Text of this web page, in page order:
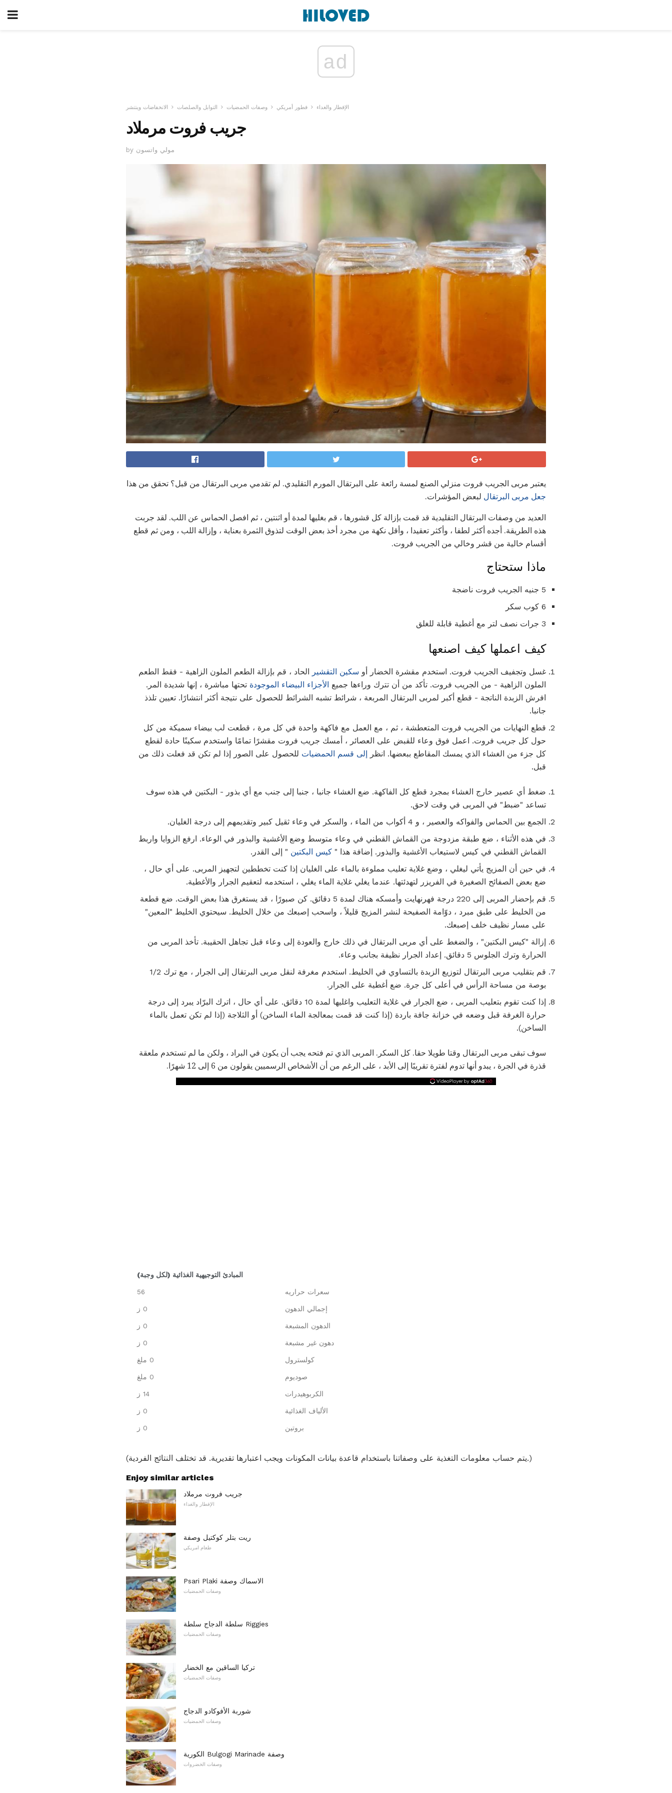
ad
الإفطار والغداء فطور أمريكي وصفات الحمضيات التوابل والصلصات الانخفاضات وينتشر
جريب فروت مرملاد
by مولي واتسون
يعتبر مربى الجريب فروت منزلي الصنع لمسة رائعة على البرتقال المورم التقليدي. لم تقدمي مربى البرتقال من قبل؟ تحقق من هذا
جعل مربى البرتقال لبعض المؤشرات.
العديد من وصفات البرتقال التقليدية قد قمت بإزالة كل قشورها ، قم بغليها لمدة أو اثنتين ، ثم افصل الحماس عن اللب. لقد جربت
هذه الطريقة. أجده أكثر لطفا ، وأكثر تعقيدا ، وأقل نكهة من مجرد أخذ بعض الوقت لتذوق الثمرة بعناية ، وإزالة اللب ، ومن ثم قطع
أقسام خالية من قشر وخالي من الجريب فروت.
ماذا ستحتاج
5 جنيه الجريب فروت ناضجة
6 كوب سكر
3 جرات نصف لتر مع أغطية قابلة للغلق
كيف اعملها كيف اصنعها
غسل وتجفيف الجريب فروت. استخدم مقشرة الخضار أو سكين التقشير الحاد ، قم بإزالة الطعم الملون الزاهية - فقط الطعم
الملون الزاهية - من الجريب فروت. تأكد من أن تترك وراءها جميع الأجزاء البيضاء الموجودة تحتها مباشرة ، إنها شديدة المر.
افرش الزبدة الناتجة - قطع أكبر لمربى البرتقال المربعة ، شرائط تشبه الشرائط للحصول على نتيجة أكثر انتشارًا. تعيين تلذذ
جانبا.
قطع النهايات من الجريب فروت المتعطشة ، ثم ، مع العمل مع فاكهة واحدة في كل مرة ، قطعت لب بيضاء سميكة من كل
حول كل جريب فروت. اعمل فوق وعاء للقبض على العصائر ، أمسك جريب فروت مقشرًا تمامًا واستخدم سكينًا حادة لقطع
كل جزء من الغشاء الذي يمسك المقاطع ببعضها. انظر إلى قسم الحمضيات للحصول على الصور إذا لم تكن قد فعلت ذلك من
قبل.
ضغط أي عصير خارج الغشاء بمجرد قطع كل الفاكهة. ضع الغشاء جانبا ، جنبا إلى جنب مع أي بذور - البكتين في هذه سوف
تساعد "ضبط" في المربى في وقت لاحق.
الجمع بين الحماس والفواكه والعصير ، و 4 أكواب من الماء ، والسكر في وعاء ثقيل كبير وتقديمهم إلى درجة الغليان.
في هذه الأثناء ، ضع طبقة مزدوجة من القماش القطني في وعاء متوسط ​​وضع الأغشية والبذور في الوعاء. ارفع الزوايا واربط
القماش القطني في كيس لاستيعاب الأغشية والبذور. إضافة هذا " كيس البكتين " إلى القدر.
في حين أن المزيج يأتي ليغلي ، وضع غلاية تعليب مملوءة بالماء على الغليان إذا كنت تخططين لتجهيز المربى. على أي حال ،
ضع بعض الصفائح الصغيرة في الفريزر لتهدئتها. عندما يغلي غلاية الماء يغلي ، استخدمه لتعقيم الجرار والأغطية.
قم بإحضار المربى إلى 220 درجة فهرنهايت وأمسكه هناك لمدة 5 دقائق. كن صبورًا ، قد يستغرق هذا بعض الوقت. ضع قطعة
من الخليط على طبق مبرد ، دوّامة الصفيحة لنشر المزيج قليلاً ، واسحب إصبعك من خلال الخليط. سيحتوي الخليط "المعين"
على مسار نظيف خلف إصبعك.
إزالة "كيس البكتين" ، والضغط على أي مربى البرتقال في ذلك خارج والعودة إلى وعاء قبل تجاهل الحقيبة. تأخذ المربى من
الحرارة وترك الجلوس 5 دقائق. إعداد الجرار نظيفة بجانب وعاء.
قم بتقليب مربى البرتقال لتوزيع الزبدة بالتساوي في الخليط. استخدم مغرفة لنقل مربى البرتقال إلى الجرار ، مع ترك 1/2
بوصة من مساحة الرأس في أعلى كل جرة. ضع أغطية على الجرار.
إذا كنت تقوم بتعليب المربى ، ضع الجرار في غلاية التعليب واغليها لمدة 10 دقائق. على أي حال ، اترك البرّاد يبرد إلى درجة
حرارة الغرفة قبل وضعه في خزانة جافة باردة (إذا كنت قد قمت بمعالجة الماء الساخن) أو الثلاجة (إذا لم تكن تعمل بالماء
الساخن).
سوف تبقى مربى البرتقال وقتا طويلا حقا. كل السكر. المربى الذي تم فتحه يجب أن يكون في البراد ، ولكن ما لم تستخدم ملعقة
قذرة في الجرة ، يبدو أنها تدوم لفترة تقريبًا إلى الأبد ، على الرغم من أن الأشخاص الرسميين يقولون من 6 إلى 12 شهرًا.
المبادئ التوجيهية الغذائية (لكل وجبة)
سعرات حراريه 56
إجمالي الدهون 0 ز
الدهون المشبعة 0 ز
دهون غير مشبعة 0 ز
كولسترول 0 ملغ
صوديوم 0 ملغ
الكربوهيدرات 14 ز
الألياف الغذائية 0 ز
بروتين 0 ز
(يتم حساب معلومات التغذية على وصفاتنا باستخدام قاعدة بيانات المكونات ويجب اعتبارها تقديرية. قد تختلف النتائج الفردية.)
Enjoy similar articles
جريب فروت مرملاد
الإفطار والغداء
ريت بتلر كوكتيل وصفة
طعام امريكي
Psari Plaki الاسماك وصفة
وصفات الحمضيات
سلطة الدجاج سلطة Riggies
وصفات الحمضيات
تركيا الساقين مع الخضار
وصفات الحمضيات
شوربة الأفوكادو الدجاج
وصفات الحمضيات
الكورية Bulgogi Marinade وصفة
وصفات الخضروات